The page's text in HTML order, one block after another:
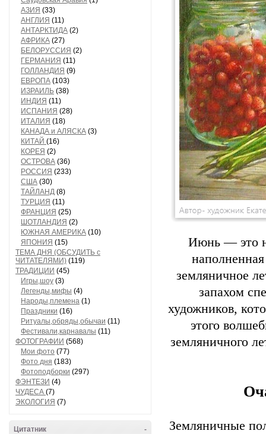
АЗИЯ (33)
АНГЛИЯ (11)
АНТАРКТИДА (2)
АФРИКА (27)
БЕЛОРУССИЯ (2)
ГЕРМАНИЯ (11)
ГОЛЛАНДИЯ (9)
ЕВРОПА (103)
ИЗРАИЛЬ (38)
ИНДИЯ (11)
ИСПАНИЯ (28)
ИТАЛИЯ (18)
КАНАДА и АЛЯСКА (3)
КИТАЙ (16)
КОРЕЯ (2)
ОСТРОВА (36)
РОССИЯ (233)
США (30)
ТАЙЛАНД (8)
ТУРЦИЯ (11)
ФРАНЦИЯ (25)
ШОТЛАНДИЯ (2)
ЮЖНАЯ АМЕРИКА (10)
ЯПОНИЯ (15)
ТЕМА ДНЯ (ОБСУДИТЬ с
ЧИТАТЕЛЯМИ) (119)
ТРАДИЦИИ (45)
Игры,шоу (3)
Легенды,мифы (4)
Народы,племена (1)
Праздники (16)
Ритуалы,обряды,обычаи (11)
Фестивали,карнавалы (11)
ФОТОГРАФИИ (568)
Мои фото (77)
Фото дня (183)
Фотоподборки (297)
ФЭНТЕЗИ (4)
ЧУДЕСА (7)
ЭКОЛОГИЯ (7)
-
Цитатник
Июнь — это
земляничное
запахом
художников,
этого
земляничного
Земляничные